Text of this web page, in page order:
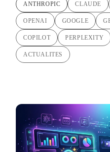
ANTHROPIC CLAUDE
OPENAI GOOGLE
COPILOT PERPLEXITY
ACTUALITES